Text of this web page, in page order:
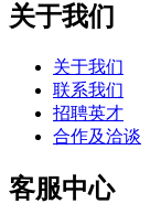
关于我们
关于我们
联系我们
招聘英才
合作及洽谈
客服中心